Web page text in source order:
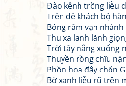
Đào kênh trồng liễu
Trên đê khách bộ
Bóng râm vạn nhánh
Thu xa lanh lãnh
Trời tây nắng xuống
Thuyền rồng chĩu
Phồn hoa đây chốn
Bờ xanh liễu rũ trên